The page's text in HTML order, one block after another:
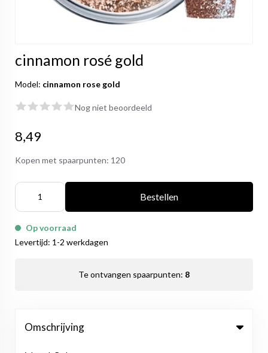
cinnamon rosé gold
Model: cinnamon rose gold
Nog niet beoordeeld
8,49
Kopen met spaarpunten: 120
Bestellen
Op voorraad
Levertijd: 1-2 werkdagen
Te ontvangen spaarpunten: 8
Omschrijving